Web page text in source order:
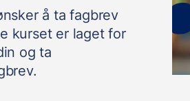
å ta fagbrev
kurset er laget for
og ta